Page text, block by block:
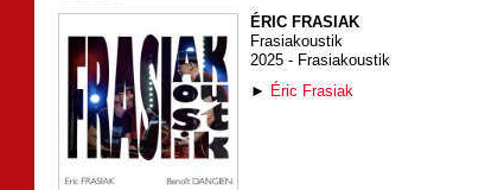
ÉRIC FRASIAK
Frasiakoustik
2025 - Frasiakoustik
► Éric Frasiak